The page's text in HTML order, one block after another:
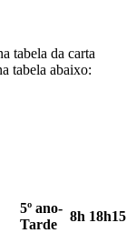
tabela da carta
tabela abaixo:
5º ano-
Tarde
8h 18h15